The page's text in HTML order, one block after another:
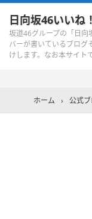
日向坂46いいね！
坂道46グループの「日向
バーが書いているブログ
けします。なお本サイト
ホーム › 公式